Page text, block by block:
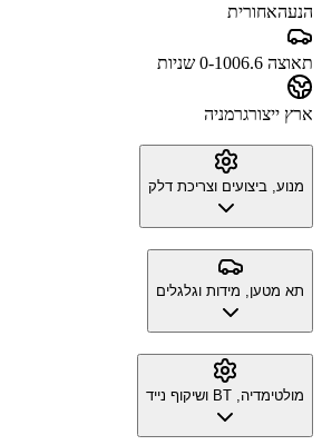
הנעהאחורית
תאוצה 0-100 6.6 שניות
ארץ ייצורגרמניה
מנוע, ביצועים וצריכת דלק
תא מטען, מידות וגלגלים
מולטימדיה, BT ושיקוף נייד